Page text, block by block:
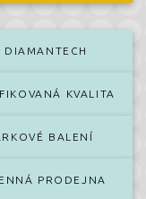
DIAMANTECH
KVALITA
BALENÍ
PRODEJNA